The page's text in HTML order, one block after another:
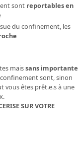
sont reportables en
du confinement, les
maissans importante
sont, sinon
vous êtes prêt.e.s à une
SUR VOTRE